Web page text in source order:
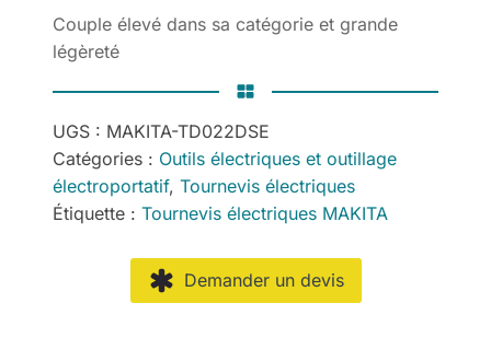
Couple élevé dans sa catégorie et grande
légèreté
UGS : MAKITA-TD022DSE
Catégories : Outils électriques et outillage
électroportatif, Tournevis électriques
Étiquette : Tournevis électriques MAKITA
Demander un devis